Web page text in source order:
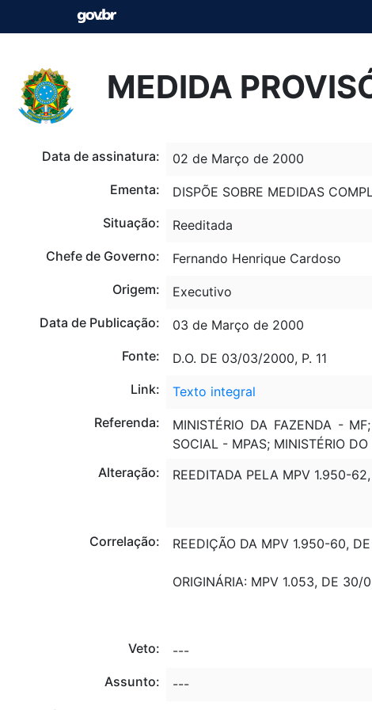
MEDIDA
Data de assinatura:
02 de Março de 2000
Ementa:
DISPÕE SOBRE MEDIDAS
Situação:
Reeditada
Chefe de Governo:
Fernando Henrique Cardoso
Origem:
Executivo
Data de Publicação:
03 de Março de 2000
Fonte:
D.O. DE 03/03/2000, P. 11
Link:
Texto integral
Referenda:
MINISTÉRIO DA FAZENDA -
SOCIAL - MPAS; MINISTÉRIO
Alteração:
REEDITADA PELA MPV 1.950-
Correlação: REEDIÇÃO DA MPV 1.950-60,
ORIGINÁRIA: MPV 1.053, DE 30/
Veto:
---
Assunto:
---